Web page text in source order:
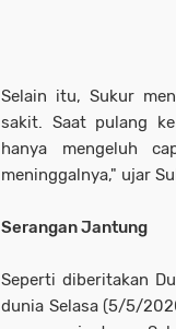
Selain itu, Sukur
sakit. Saat pulang
hanya mengeluh
meninggalnya," ujar
Serangan Jantung
Seperti diberitakan
dunia Selasa (5/5/